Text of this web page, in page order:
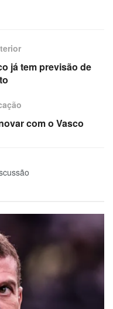
já tem previsão de
com o Vasco